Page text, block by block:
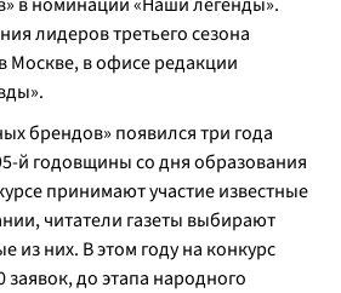
лидеров третьего сезона
Москве, в офисе редакции
брендов» появился три года
й годовщины со дня образования
принимают участие известные
читатели газеты выбирают
из них. В этом году на конкурс
до этапа народного